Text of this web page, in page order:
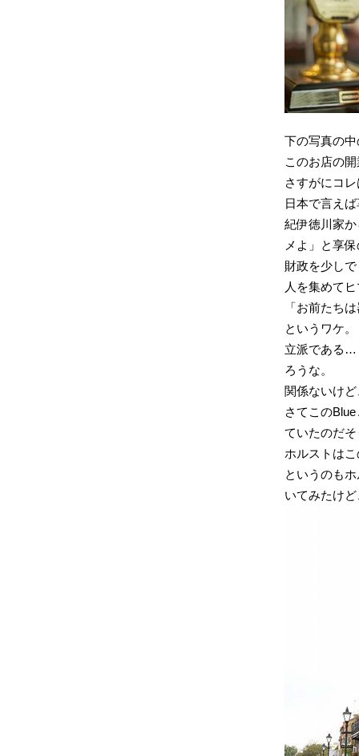
下の写真の
このお店の
さすがにコ
日本で言え
紀伊徳川家
メよ」と享
財政を少し
人を集めて
「お前たち
というワケ。
立派である…
ろうな。
関係ないけ
さてこの
ていたのだ
ホルストは
というのも
いてみたけ